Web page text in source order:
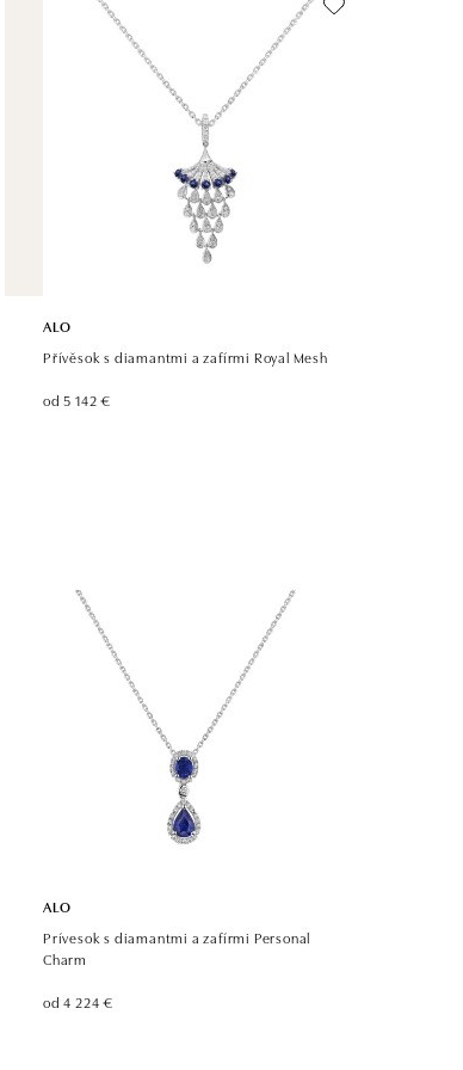
ALO
Přívěsok s diamantmi a zafírmi Royal Mesh
od 5 142 €
ALO
Prívesok s diamantmi a zafírmi Personal
Charm
od 4 224 €